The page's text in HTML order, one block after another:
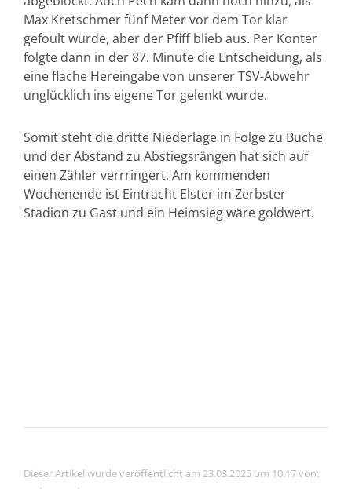
Max Kretschmer fünf Meter vor dem Tor klar
gefoult wurde, aber der Pfiff blieb aus. Per Konter
folgte dann in der 87. Minute die Entscheidung, als
eine flache Hereingabe von unserer TSV-Abwehr
unglücklich ins eigene Tor gelenkt wurde.
Somit steht die dritte Niederlage in Folge zu Buche
und der Abstand zu Abstiegsrängen hat sich auf
einen Zähler verrringert. Am kommenden
Wochenende ist Eintracht Elster im Zerbster
Stadion zu Gast und ein Heimsieg wäre goldwert.
Dieser Artikel wurde veröffentlicht am 23.03.2025 um 10:17 von: